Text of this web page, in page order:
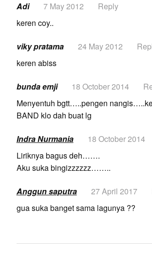
Adi 7 May 2012
Reply
keren coy..
viky pratama 24 May 2012
keren abiss
bunda emji 18 October 2014
Menyentuh bgtt…..pengen
BAND klo dah buat lg
Indra Nurmania 18 October 2014
Liriknya bagus deh…….
Aku suka bingizzzzzz……..
Anggun saputra 27 April 2017
gua suka banget sama lagunya ??